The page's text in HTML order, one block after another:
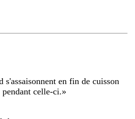
s'assaisonnent en fin de cuisson
pendant celle-ci.»